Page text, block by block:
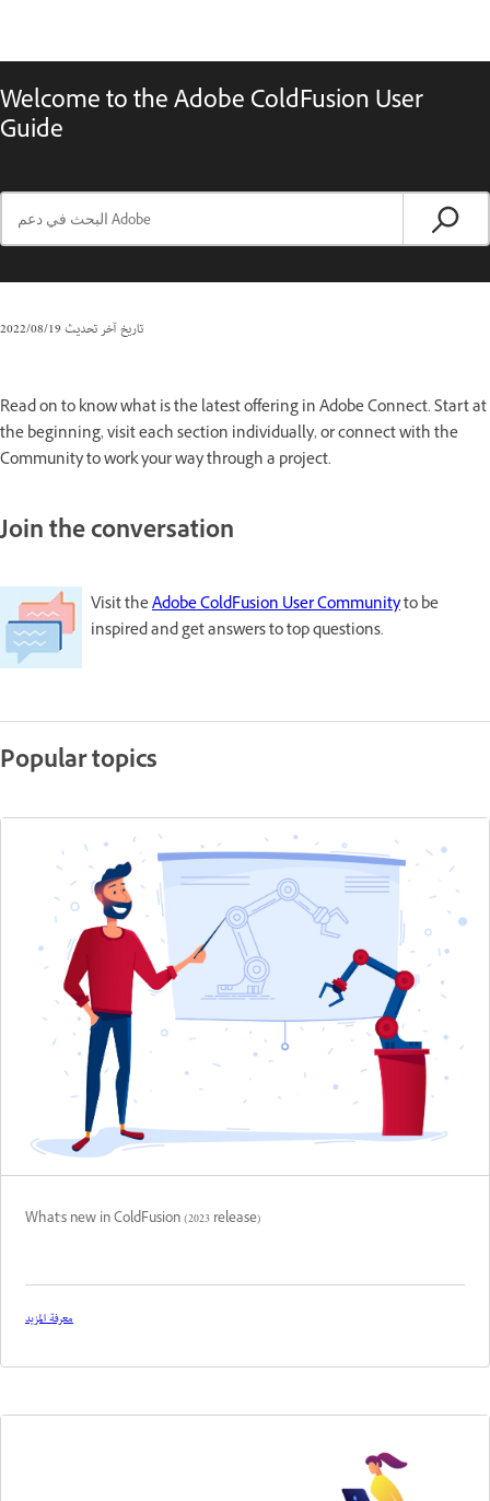
Welcome to the Adobe ColdFusion User
Guide
تاريخ آخر تحديث19‏/08‏/2022
Read on to know what is the latest offering in Adobe Connect. Start at
the beginning, visit each section individually, or connect with the
Community to work your way through a project.
Join the conversation
Visit theAdobe ColdFusion User Communityto be
inspired and get answers to top questions.
Popular topics
What's new in ColdFusion (2023 release)
معرفة المزيد